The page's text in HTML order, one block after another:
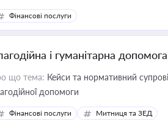
Фінансові послуги
і гуманітарна допомога
що тема: Кейси та нормативний
допомоги
Фінансові послуги Митниця та ЗЕД